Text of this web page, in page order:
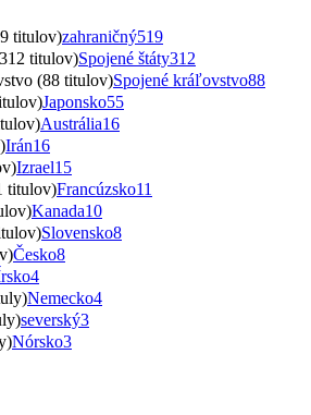
titulov)zahraničný519
titulov)Spojené štáty312
(88 titulov)Spojené kráľovstvo88
Japonsko55
Austrália16
Irán16
Izrael15
titulov)Francúzsko11
Kanada10
Slovensko8
Česko8
4
Nemecko4
severský3
Nórsko3